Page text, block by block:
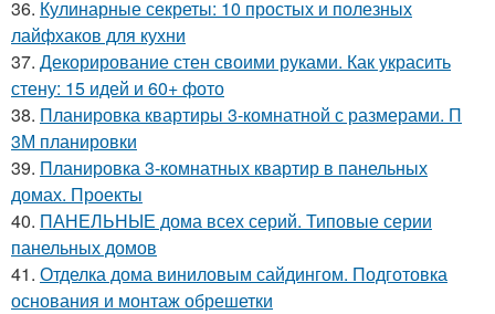
36. Кулинарные секреты: 10 простых и полезных
лайфхаков для кухни
37. Декорирование стен своими руками. Как украсить
стену: 15 идей и 60+ фото
38. Планировка квартиры 3-комнатной с размерами. П
3М планировки
39. Планировка 3-комнатных квартир в панельных
домах. Проекты
40. ПАНЕЛЬНЫЕ дома всех серий. Типовые серии
панельных домов
41. Отделка дома виниловым сайдингом. Подготовка
основания и монтаж обрешетки